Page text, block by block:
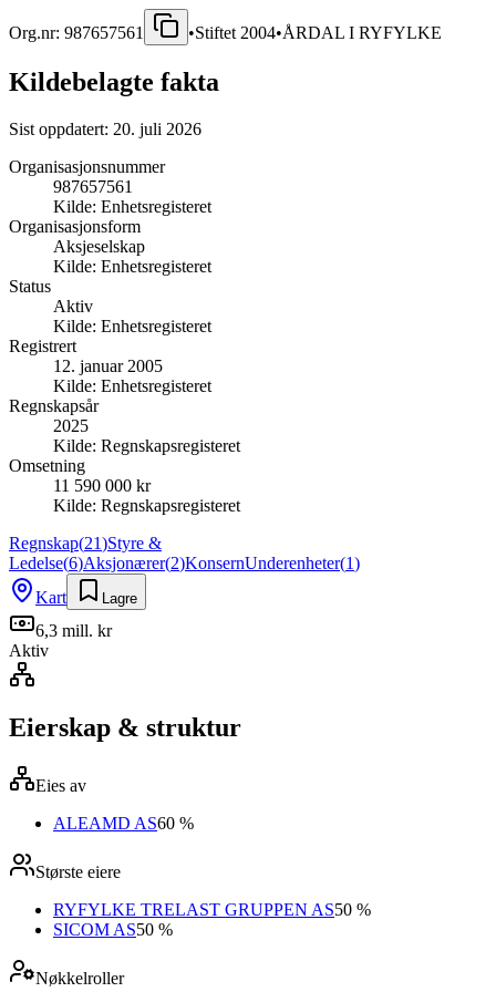
Org.nr: 987657561 •Stiftet 2004•ÅRDAL I RYFYLKE
Kildebelagte fakta
Sist oppdatert: 20. juli 2026
Organisasjonsnummer
987657561
Kilde: Enhetsregisteret
Organisasjonsform
Aksjeselskap
Kilde: Enhetsregisteret
Status
Aktiv
Kilde: Enhetsregisteret
Registrert
12. januar 2005
Kilde: Enhetsregisteret
Regnskapsår
2025
Kilde: Regnskapsregisteret
Omsetning
11 590 000 kr
Kilde: Regnskapsregisteret
Regnskap(21)Styre &
Ledelse(6)Aksjonærer(2)KonsernUnderenheter(1)
Kart
Lagre
6,3 mill. kr
Aktiv
Eierskap & struktur
Eies av
ALEAMD AS60 %
Største eiere
RYFYLKE TRELAST GRUPPEN AS50 %
SICOM AS50 %
Nøkkelroller